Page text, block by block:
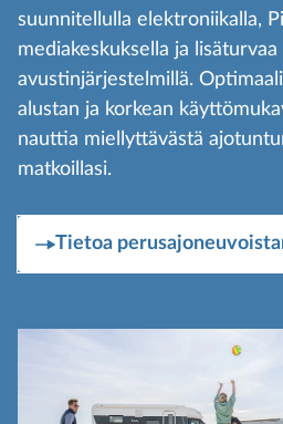
suunnitellulla elektroniikalla,
mediakeskuksella ja
avustinjärjestelmillä.
alustan ja korkean
nauttia miellyttävästä
matkoillasi.
Tietoa